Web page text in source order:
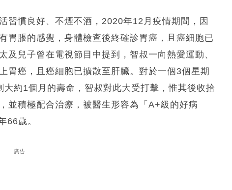
習慣良好、不煙不酒，2020年12月疫情期間，因
胃脹的感覺，身體檢查後終確診胃癌，且癌細胞已
兒子曾在電視節目中提到，智叔一向熱愛運動、
胃癌，且癌細胞已擴散至肝臟。對於一個3個星期
約1個月的壽命，智叔對此大受打擊，惟其後收拾
並積極配合治療，被醫生形容為「A+級的好病
66歲。
廣告